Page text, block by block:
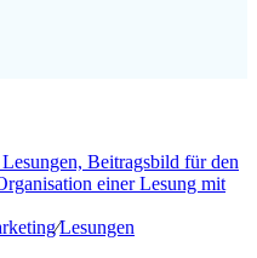
∕Lesungen